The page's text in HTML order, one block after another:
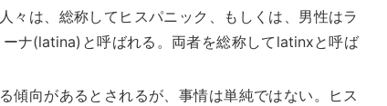
々は、総称してヒスパニック、もしくは、男性はラ
ナ(latina)と呼ばれる。両者を総称してlatinxと呼ば
傾向があるとされるが、事情は単純ではない。ヒス